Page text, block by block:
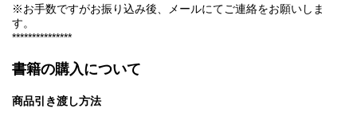
※お手数ですがお振り込み後、メールにてご連絡をお願いしま
す。
***************
書籍の購入について
商品引き渡し方法